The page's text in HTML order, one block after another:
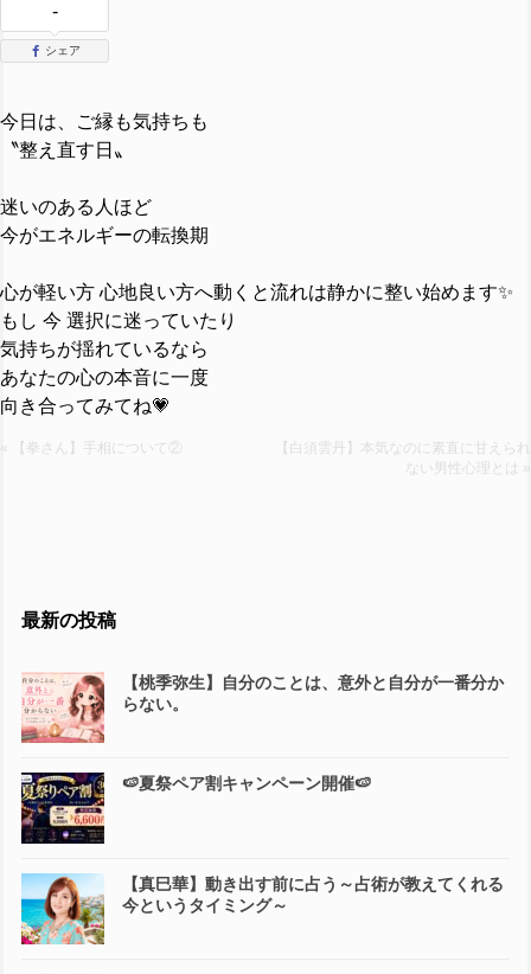
-
シェア
今日は、ご縁も気持ちも
〝整え直す日〟
迷いのある人ほど
今がエネルギーの転換期
心が軽い方 心地良い方へ動くと流れは静かに整い始めます✨
もし 今 選択に迷っていたり
気持ちが揺れているなら
あなたの心の本音に一度
向き合ってみてね💗
« 【拳さん】手相について②
【白須雲丹】本気なのに素直に甘えられ
ない男性心理とは »
最新の投稿
【桃季弥生】自分のことは、意外と自分が一番分か
らない。
🍉夏祭ペア割キャンペーン開催🍉
【真巳華】動き出す前に占う～占術が教えてくれる
今というタイミング～